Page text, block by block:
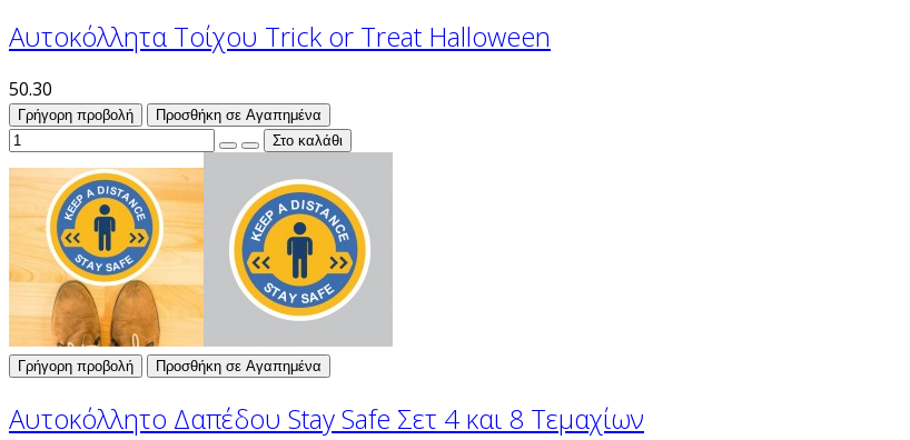
Αυτοκόλλητα Τοίχου Trick or Treat Halloween
50.30
Γρήγορη προβολή Προσθήκη σε Αγαπημένα
Γρήγορη προβολή Προσθήκη σε Αγαπημένα
Αυτοκόλλητο Δαπέδου Stay Safe Σετ 4 και 8 Τεμαχίων